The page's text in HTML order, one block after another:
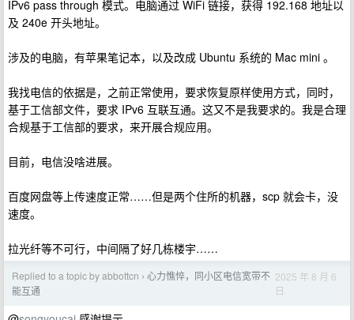
IPv6 pass through 模式。电脑通过 WiFi 链接，获得 192.168 地址以
及 240e 开头地址。
涉及的电脑，有苹果笔记本，以及改成 Ubuntu 系统的 Mac mini 。
我找电信的依据是，之前正常使用，要求恢复原样使用方式，同时，
基于工信部文件，要求 IPv6 互联互通。这又不是我要求的。我是合理
合规基于工信部的要求，来开展合规应用。
目前，电信没啥进展。
百度网盘等上传速度正常……但是两个住所的机器，scp 就会卡，没
速度。
拉光纤等不可行，中间隔了好几栋楼宇……
Replied to a topic by abbottcn › 心力憔悴，同小区电信宽带不
能互通
2025 年 8 月 6
日